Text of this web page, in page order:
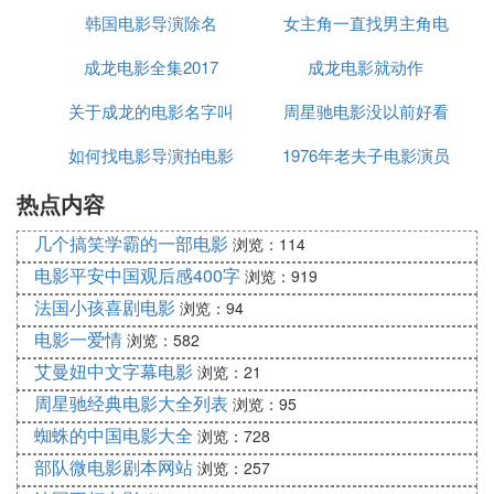
台词
表
韩国电影导演除名
女主角一直找男主角电
影
成龙电影全集2017
成龙电影就动作
关于成龙的电影名字叫
什么名字叫什么
周星驰电影没以前好看
如何找电影导演拍电影
1976年老夫子电影演员
热点内容
几个搞笑学霸的一部电影 浏览：114
电影平安中国观后感400字 浏览：919
法国小孩喜剧电影 浏览：94
电影一爱情 浏览：582
艾曼妞中文字幕电影 浏览：21
周星驰经典电影大全列表 浏览：95
蜘蛛的中国电影大全 浏览：728
部队微电影剧本网站 浏览：257